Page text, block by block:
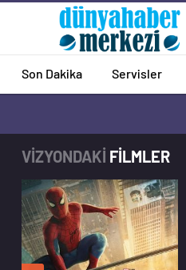
Son Dakika Servisler
VİZYONDAKİ FİLMLER